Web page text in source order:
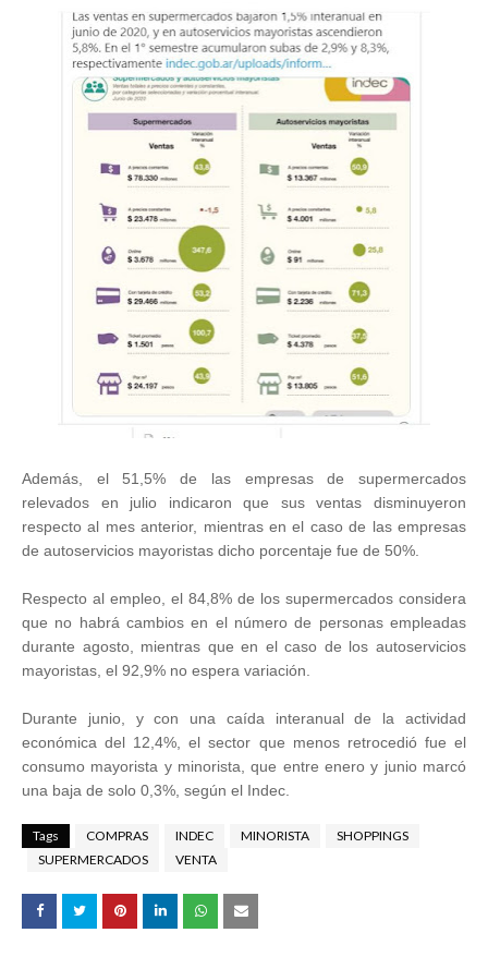
Además, el 51,5% de las empresas de supermercados
relevados en julio indicaron que sus ventas disminuyeron
respecto al mes anterior, mientras en el caso de las empresas
de autoservicios mayoristas dicho porcentaje fue de 50%.
Respecto al empleo, el 84,8% de los supermercados considera
que no habrá cambios en el número de personas empleadas
durante agosto, mientras que en el caso de los autoservicios
mayoristas, el 92,9% no espera variación.
Durante junio, y con una caída interanual de la actividad
económica del 12,4%, el sector que menos retrocedió fue el
consumo mayorista y minorista, que entre enero y junio marcó
una baja de solo 0,3%, según el Indec.
Tags COMPRAS INDEC MINORISTA
SHOPPINGS
SUPERMERCADOS
VENTA